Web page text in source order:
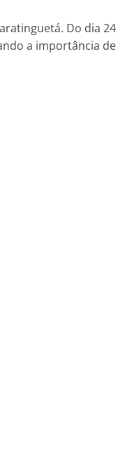
Do dia 24
a importância de